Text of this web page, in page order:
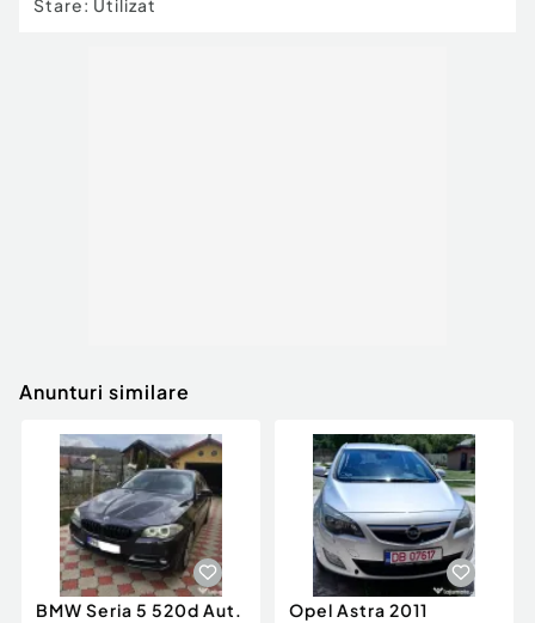
Stare: Utilizat
Anunturi similare
BMW Seria 5 520d Aut.
Opel Astra 2011